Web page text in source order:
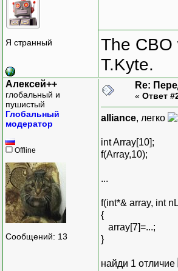
Я странный
The CBO
T.Kyte.
Алексей++
глобальный и
пушистый
Глобальный
модератор
Offline
Сообщений: 13
Re:
« Ответ
alliance, легко
int Array[10];
f(Array,10);
...
f(int*& array, int
{
array[7]=...;
}
найди 1 отличие